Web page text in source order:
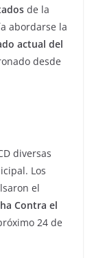
de la
abordarse la
actual del
desde
diversas
Los
el
Contra el
24 de